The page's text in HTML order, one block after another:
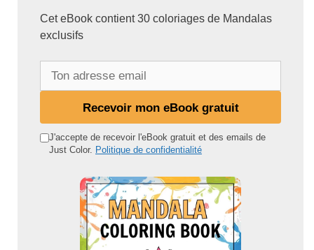
Cet eBook contient 30 coloriages de Mandalas
exclusifs
d
Recevoir mon eBook gratuit
J'accepte de recevoir l'eBook gratuit et des emails de
Just Color. Politique de confidentialité